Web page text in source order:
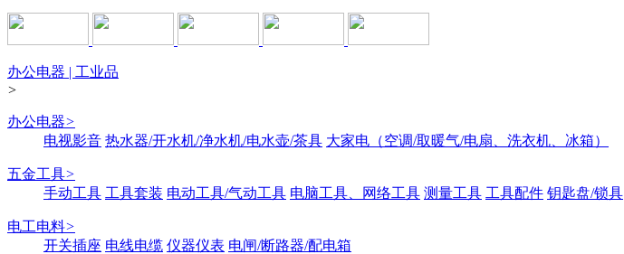
办公电器 | 工业品
>
办公电器>
电视影音 热水器/开水机/净水机/电水壶/茶具 大家电（空调/取暖气/电扇、洗衣机、冰箱）
五金工具>
手动工具 工具套装 电动工具/气动工具 电脑工具、网络工具 测量工具 工具配件 钥匙盘/锁具
电工电料>
开关插座 电线电缆 仪器仪表 电闸/断路器/配电箱